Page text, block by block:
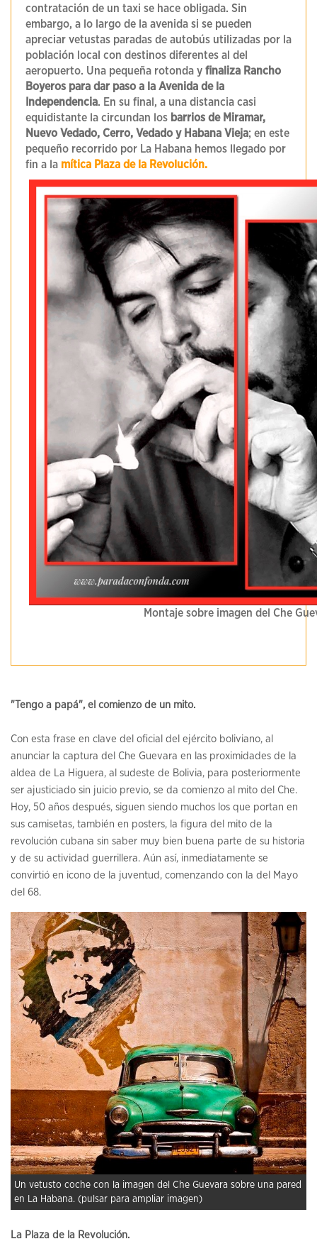
contratación de un taxi se hace obligada. Sin
embargo, a lo largo de la avenida si se pueden
apreciar vetustas paradas de autobús utilizadas por la
población local con destinos diferentes al del
aeropuerto. Una pequeña rotonda y finaliza Rancho
Boyeros para dar paso a la Avenida de la
Independencia. En su final, a una distancia casi
equidistante la circundan los barrios de Miramar,
Nuevo Vedado, Cerro, Vedado y Habana Vieja; en este
pequeño recorrido por La Habana hemos llegado por
fin a la mítica Plaza de la Revolución.
Montaje sobre imagen del Che
"Tengo a papá", el comienzo de un mito.
Con esta frase en clave del oficial del ejército boliviano, al
anunciar la captura del Che Guevara en las proximidades de la
aldea de La Higuera, al sudeste de Bolivia, para posteriormente
ser ajusticiado sin juicio previo, se da comienzo al mito del Che.
Hoy, 50 años después, siguen siendo muchos los que portan en
sus camisetas, también en posters, la figura del mito de la
revolución cubana sin saber muy bien buena parte de su historia
y de su actividad guerrillera. Aún así, inmediatamente se
convirtió en icono de la juventud, comenzando con la del Mayo
del 68.
Un vetusto coche con la imagen del Che Guevara sobre una pared
en La Habana. (pulsar para ampliar imagen)
La Plaza de la Revolución.